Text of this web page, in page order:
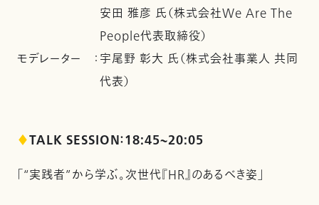
安田 雅彦 氏（株式会社We Are The
People代表取締役）
モデレーター ： 宇尾野 彰大 氏（株式会社事業人 共同
代表）
♦TALK SESSION：18:45~20:05
「“実践者”から学ぶ。次世代『HR』のあるべき姿」